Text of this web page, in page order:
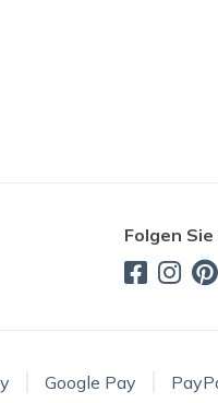
Folgen
Google Pay